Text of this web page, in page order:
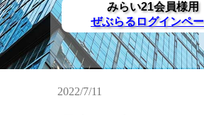
みらい21会員様用
ぜぶらるログインペ
2022/7/11